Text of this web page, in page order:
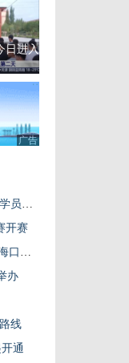
日进入
广告
2026年海南农业经理人培训班招生收官 50名学员入选
开赛
ENJOY AI 2026亚洲锦标赛8月21日至23日在海口举办
办
线
通